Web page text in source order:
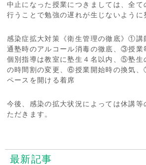
中止になった授業につきましては、全て
行うことで勉強の遅れが生じないように
感染症拡大対策《衛生管理の徹底》①
通塾時のアルコール消毒の徹底、③授
個別指導は教室に塾生４名以内、⑤塾生
の時間割の変更、⑥授業開始時の換気
ペースを開ける着席
今後、感染の拡大状況によっては休講等
ただきます。
最新記事